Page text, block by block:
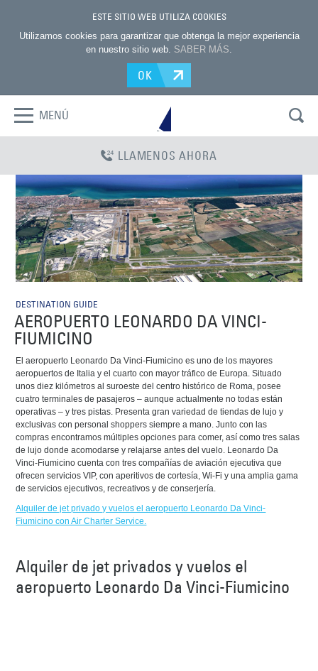
ESTE SITIO WEB UTILIZA COOKIES
Utilizamos cookies para garantizar que obtenga la mejor experiencia
en nuestro sitio web. SABER MÁS.
OK
MENÚ
LLAMENOS AHORA
DESTINATION GUIDE
AEROPUERTO LEONARDO DA VINCI-
FIUMICINO
El aeropuerto Leonardo Da Vinci-Fiumicino es uno de los mayores
aeropuertos de Italia y el cuarto con mayor tráfico de Europa. Situado
unos diez kilómetros al suroeste del centro histórico de Roma, posee
cuatro terminales de pasajeros – aunque actualmente no todas están
operativas – y tres pistas. Presenta gran variedad de tiendas de lujo y
exclusivas con personal shoppers siempre a mano. Junto con las
compras encontramos múltiples opciones para comer, así como tres salas
de lujo donde acomodarse y relajarse antes del vuelo. Leonardo Da
Vinci-Fiumicino cuenta con tres compañías de aviación ejecutiva que
ofrecen servicios VIP, con aperitivos de cortesía, Wi-Fi y una amplia gama
de servicios ejecutivos, recreativos y de conserjería.
Alquiler de jet privado y vuelos el aeropuerto Leonardo Da Vinci-
Fiumicino con Air Charter Service.
Alquiler de jet privados y vuelos el
aeropuerto Leonardo Da Vinci-Fiumicino